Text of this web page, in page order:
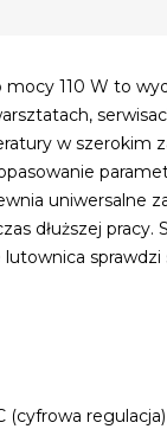
110 W to
w szerokim
uniwersalne
dłuższej pracy.
(cyfrowa regulacja)